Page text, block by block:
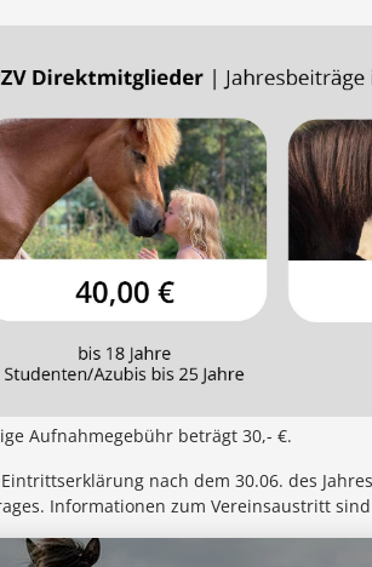
Aufnahmegebühr beträgt 30,- €.
nach dem 30.06. des
Informationen zum Vereinsaustritt